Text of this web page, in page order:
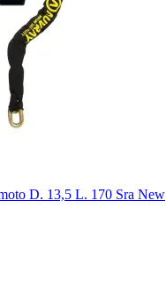
D. 13,5 L. 170 Sra New